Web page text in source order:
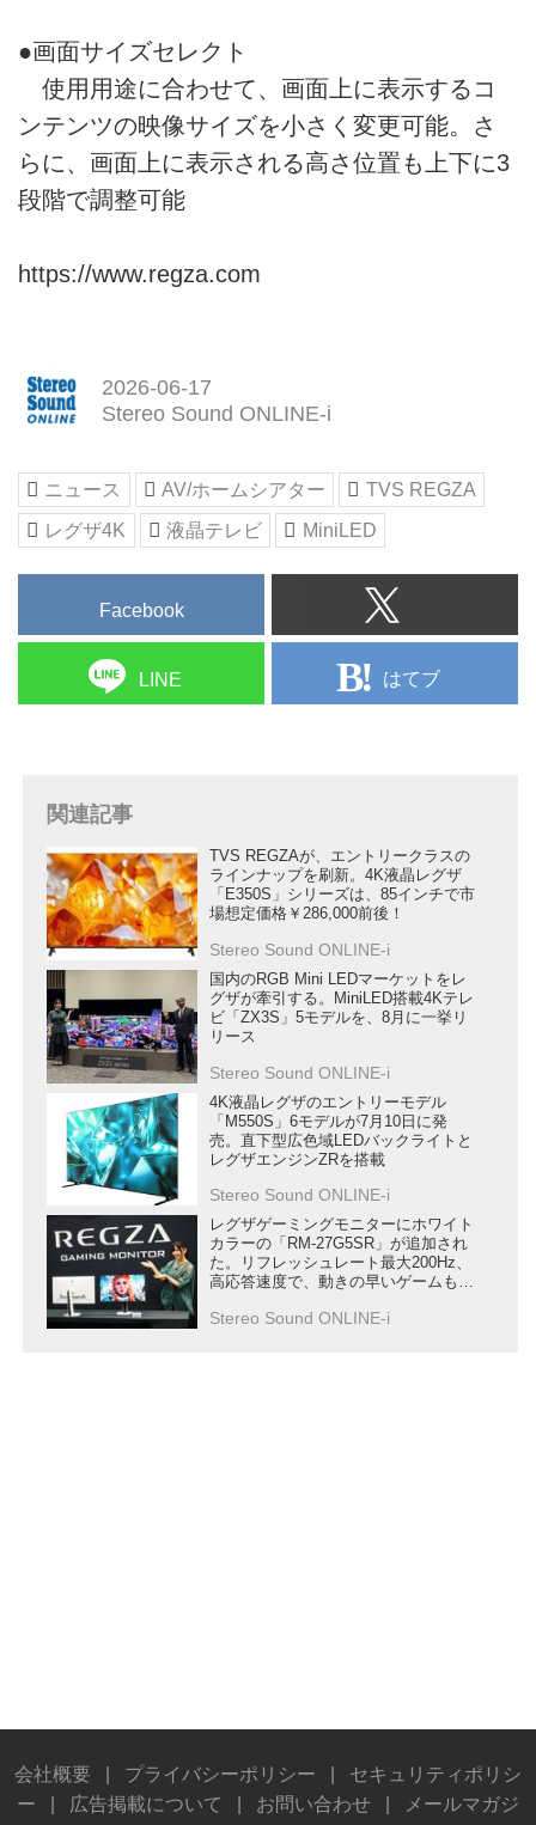
●画面サイズセレクト
使用用途に合わせて、画面上に表示するコ
ンテンツの映像サイズを小さく変更可能。さ
らに、画面上に表示される高さ位置も上下に3
段階で調整可能
https://www.regza.com
2026-06-17
Stereo Sound ONLINE-i
ニュース AV/ホームシアター
TVS REGZA
レグザ4K
液晶テレビ MiniLED
Facebook
LINE はてブ
関連記事
TVS REGZAが、エントリークラスの
ラインナップを刷新。4K液晶レグザ
「E350S」シリーズは、85インチで市
場想定価格￥286,000前後！
Stereo Sound ONLINE-i
国内のRGB Mini LEDマーケットをレ
グザが牽引する。MiniLED搭載4Kテレ
ビ「ZX3S」5モデルを、8月に一挙リ
リース
Stereo Sound ONLINE-i
4K液晶レグザのエントリーモデル
「M550S」6モデルが7月10日に発
売。直下型広色域LEDバックライトと
レグザエンジンZRを搭載
Stereo Sound ONLINE-i
レグザゲーミングモニターにホワイト
カラーの「RM-27G5SR」が追加され
た。リフレッシュレート最大200Hz、
高応答速度で、動きの早いゲームも快
Stereo Sound ONLINE-i
会社概要 プライバシーポリシー
セキュリティポリシ
ー
広告掲載について お問い合わせ
メールマガジ